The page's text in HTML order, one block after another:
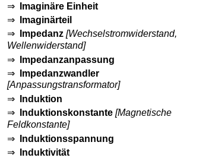
⇒
Imaginäre Einheit
⇒
Imaginärteil
⇒
Impedanz[Wechselstromwiderstand,
Wellenwiderstand]
⇒
Impedanzanpassung
⇒
Impedanzwandler
[Anpassungstransformator]
⇒
Induktion
⇒
Induktionskonstante[Magnetische
Feldkonstante]
⇒
Induktionsspannung
⇒
Induktivität